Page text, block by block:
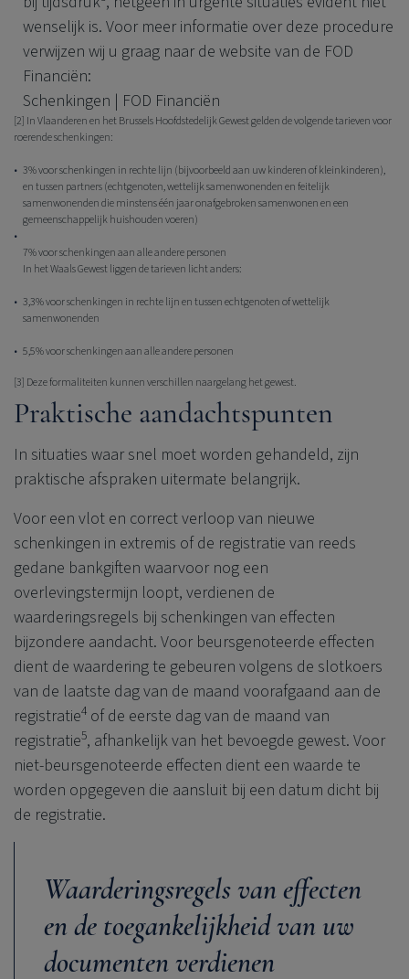
wenselijk is. Voor meer informatie over deze procedure
verwijzen wij u graag naar de website van de FOD
Financiën:
Schenkingen | FOD Financiën
[2] In Vlaanderen en het Brussels Hoofdstedelijk Gewest gelden de volgende tarieven voor
roerende schenkingen:
3% voor schenkingen in rechte lijn (bijvoorbeeld aan uw kinderen of kleinkinderen),
en tussen partners (echtgenoten, wettelijk samenwonenden en feitelijk
samenwonenden die minstens één jaar onafgebroken samenwonen en een
gemeenschappelijk huishouden voeren)
7% voor schenkingen aan alle andere personen
In het Waals Gewest liggen de tarieven licht anders:
3,3% voor schenkingen in rechte lijn en tussen echtgenoten of wettelijk
samenwonenden
5,5% voor schenkingen aan alle andere personen
[3] Deze formaliteiten kunnen verschillen naargelang het gewest.
Praktische aandachtspunten
In situaties waar snel moet worden gehandeld, zijn
praktische afspraken uitermate belangrijk.
Voor een vlot en correct verloop van nieuwe
schenkingen in extremis of de registratie van reeds
gedane bankgiften waarvoor nog een
overlevingstermijn loopt, verdienen de
waarderingsregels bij schenkingen van effecten
bijzondere aandacht. Voor beursgenoteerde effecten
dient de waardering te gebeuren volgens de slotkoers
van de laatste dag van de maand voorafgaand aan de
registratie4 of de eerste dag van de maand van
registratie5, afhankelijk van het bevoegde gewest. Voor
niet-beursgenoteerde effecten dient een waarde te
worden opgegeven die aansluit bij een datum dicht bij
de registratie.
Waarderingsregels van effecten
en de toegankelijkheid van uw
documenten verdienen